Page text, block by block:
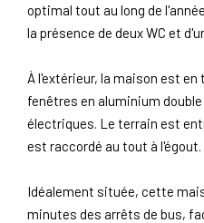
optimal tout au long de
la présence de deux WC et
À l'extérieur, la maison est
fenêtres en aluminium
électriques. Le terrain est
est raccordé au tout à l'égout.
Idéalement située, cette
minutes des arrêts de bus,